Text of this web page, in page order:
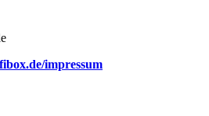
impressum